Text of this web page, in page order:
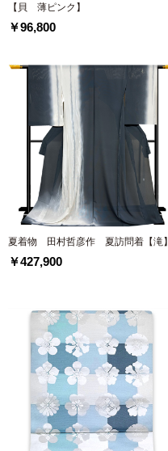
【貝 薄ピンク】
￥96,800
夏着物 田村哲彦作 夏訪問着【滝】
￥427,900